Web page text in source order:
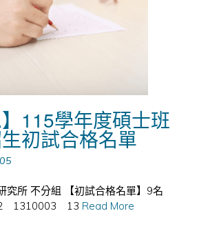
】115學年度碩士班
初試合格名單
究所 不分組 【初試合格名單】9名
1310003 13 Read More